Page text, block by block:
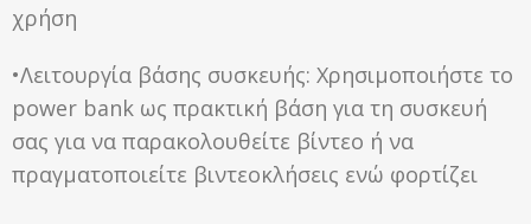
χρήση
•⁠⁠Λειτουργία βάσης συσκευής: Χρησιμοποιήστε το
power bank ως πρακτική βάση για τη συσκευή
σας για να παρακολουθείτε βίντεο ή να
πραγματοποιείτε βιντεοκλήσεις ενώ φορτίζει